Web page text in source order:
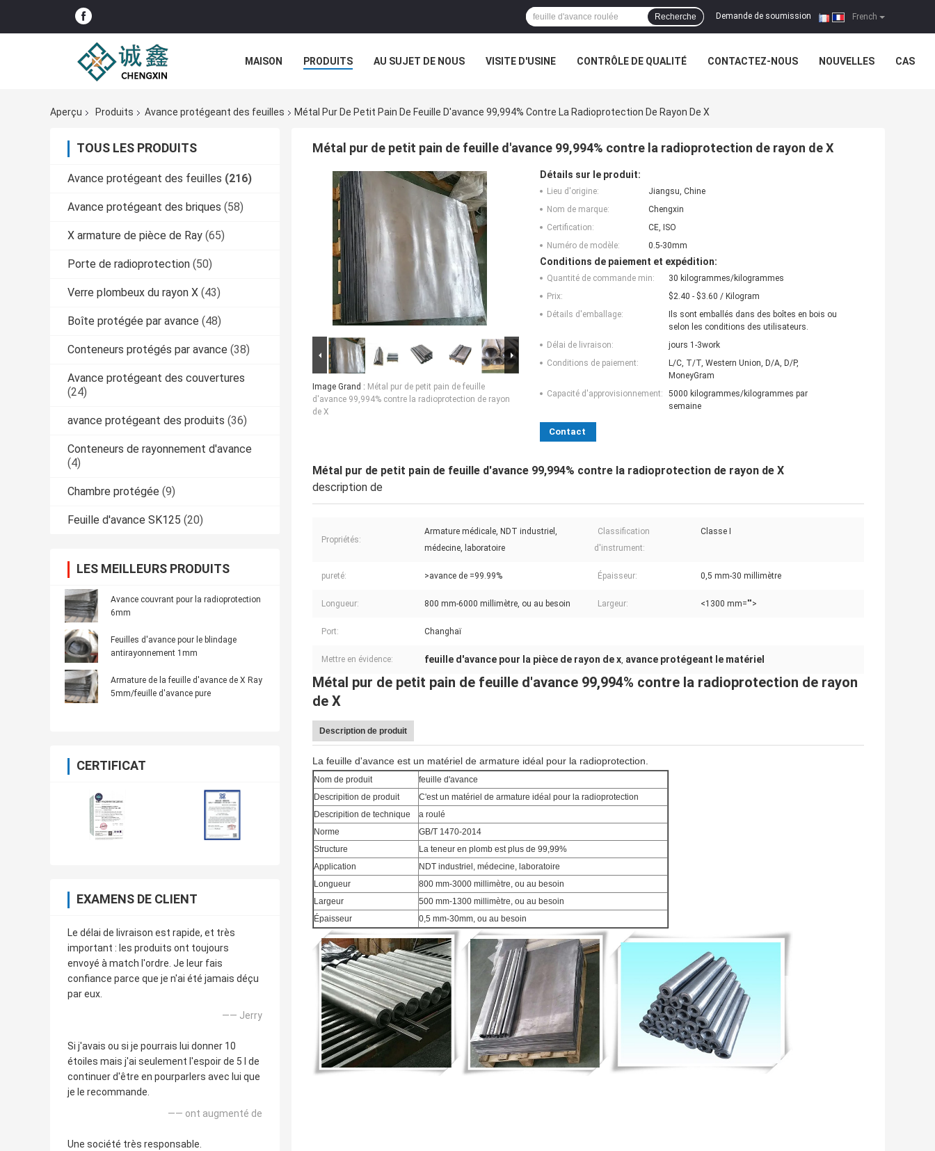
French
Demande de soumission |
Recherche
MAISON PRODUITS AU SUJET DE NOUS VISITE D'USINE CONTRÔLE DE QUALITÉ CONTACTEZ-NOUS NOUVELLES CAS
Aperçu Produits Avance protégeant des feuilles Métal Pur De Petit Pain De Feuille D'avance 99,994% Contre La Radioprotection De Rayon De X
TOUS LES PRODUITS
Avance protégeant des feuilles (216)
Avance protégeant des briques (58)
X armature de pièce de Ray (65)
Porte de radioprotection (50)
Verre plombeux du rayon X (43)
Boîte protégée par avance (48)
Conteneurs protégés par avance (38)
Avance protégeant des couvertures
(24)
avance protégeant des produits (36)
Conteneurs de rayonnement d'avance
(4)
Chambre protégée (9)
Feuille d'avance SK125 (20)
LES MEILLEURS PRODUITS
Avance couvrant pour la radioprotection
6mm
Feuilles d'avance pour le blindage
antirayonnement 1mm
Armature de la feuille d'avance de X Ray
5mm/feuille d'avance pure
CERTIFICAT
EXAMENS DE CLIENT
Le délai de livraison est rapide, et très
important : les produits ont toujours
envoyé à match l'ordre. Je leur fais
confiance parce que je n'ai été jamais déçu
par eux.
—— Jerry
Si j'avais ou si je pourrais lui donner 10
étoiles mais j'ai seulement l'espoir de 5 I de
continuer d'être en pourparlers avec lui que
je le recommande.
—— ont augmenté de
Une société très responsable.
Métal pur de petit pain de feuille d'avance 99,994% contre la radioprotection de rayon de X
Image Grand : Métal pur de petit pain de feuille
d'avance 99,994% contre la radioprotection de rayon
de X
Détails sur le produit:
Lieu d'origine:
Jiangsu, Chine
Nom de marque:
Chengxin
Certification:
CE, ISO
Numéro de modèle:
0.5-30mm
Conditions de paiement et expédition:
Quantité de commande min:
30 kilogrammes/kilogrammes
Prix:
$2.40 - $3.60 / Kilogram
Détails d'emballage:
Ils sont emballés dans des boîtes en bois ou
selon les conditions des utilisateurs.
Délai de livraison:
jours 1-3work
Conditions de paiement:
L/C, T/T, Western Union, D/A, D/P,
MoneyGram
Capacité d'approvisionnement:
5000 kilogrammes/kilogrammes par
semaine
Contact
Métal pur de petit pain de feuille d'avance 99,994% contre la radioprotection de rayon de X
description de
Propriétés:
Armature médicale, NDT industriel,
médecine, laboratoire
Classification
d'instrument:
Classe I
pureté: >avance de =99.99% Épaisseur: 0,5 mm-30 millimètre
Longueur: 800 mm-6000 millimètre, ou au besoin Largeur: <1300 mm="">
Port: Changhaï
Mettre en évidence: feuille d'avance pour la pièce de rayon de x, avance protégeant le matériel
Métal pur de petit pain de feuille d'avance 99,994% contre la radioprotection de rayon
de X
Description de produit
La feuille d'avance est un matériel de armature idéal pour la radioprotection.
Nom de produit
feuille d'avance
Descripition de produit
C'est un matériel de armature idéal pour la radioprotection
Descripition de technique
a roulé
Norme
GB/T 1470-2014
Structure
La teneur en plomb est plus de 99,99%
Application
NDT industriel, médecine, laboratoire
Longueur
800 mm-3000 millimètre, ou au besoin
Largeur
500 mm-1300 millimètre, ou au besoin
Épaisseur
0,5 mm-30mm, ou au besoin